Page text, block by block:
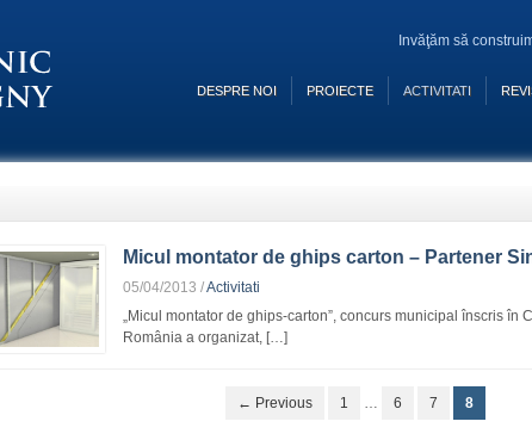
Invăţăm să
DESPRE NOI PROIECTE ACTIVITATI
Micul montator de ghips carton – Partener
05/04/2013 /Activitati
„Micul montator de ghips-carton”, concurs municipal
România a organizat, […]
← Previous 1 … 6 7 8